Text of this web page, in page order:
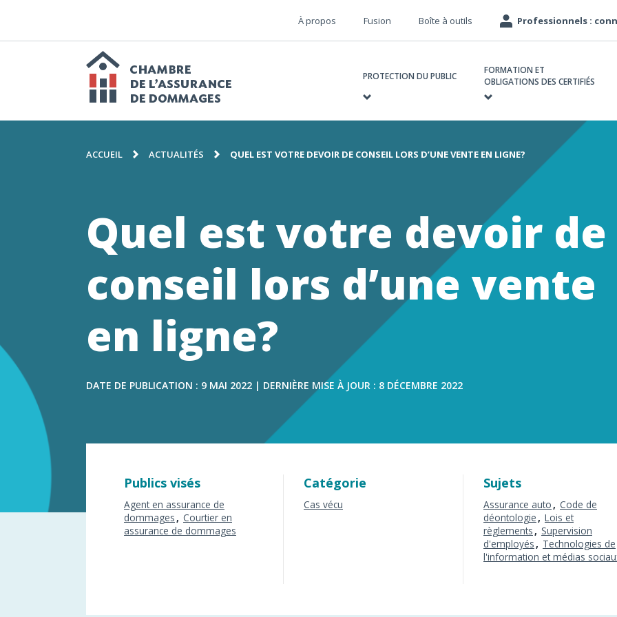
CONTENU
Chambre
de
l'assurance
de
dommages
principale
PROTECTION DU PUBLIC
FORMATION ET
OBLIGATIONS DES CERTIFIÉS
Méta
navigation
À propos Fusion Boîte à outils Professionnels :
FIL
ACCUEIL ACTUALITÉS QUEL EST VOTRE DEVOIR DE CONSEIL LORS D’UNE VENTE EN LIGNE?
Quel est votre devoir de
conseil lors d’une vente
en ligne?
DATE DE PUBLICATION : 9 MAI 2022 | DERNIÈRE MISE À JOUR : 8 DÉCEMBRE 2022
Publics visés
Agent en assurance de
dommages
Courtier en
assurance de dommages
Catégorie
Cas vécu
Sujets
Assurance auto
Code de
déontologie
Lois et
règlements
Supervision
d'employés
Technologies de
l'information et médias